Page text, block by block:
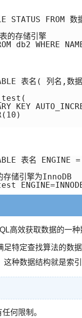
STATUS FROM
的存储引擎
db2 WHERE
表名( 列名,
表名 ENGINE
储引擎为InnoDB
高效获取数据的一
特定查找算法的数
种数据结构就是索引
何限制。